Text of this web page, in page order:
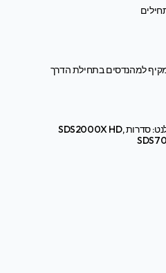
למהנדסים בתחילת הדרך
מבצע לזמן מוגבל של סיגלנט: סדרות SDS2000X HD,